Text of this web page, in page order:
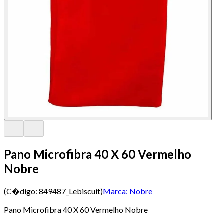
Pano Microfibra 40 X 60 Vermelho
Nobre
(C�digo: 849487_Lebiscuit)Marca: Nobre
Pano Microfibra 40 X 60 Vermelho Nobre